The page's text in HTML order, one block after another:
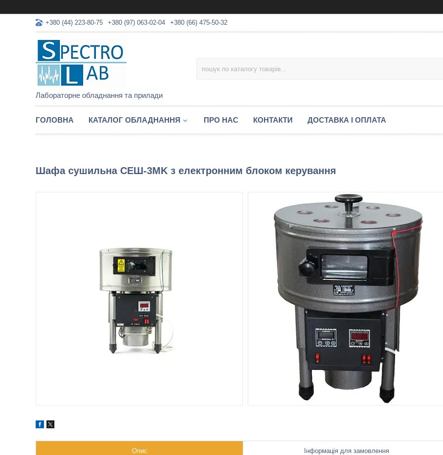
+380 (44) 223-80-75 +380 (97) 063-02-04 +380 (66) 475-50-32
Лабораторне обладнання та прилади
ГОЛОВНА КАТАЛОГ ОБЛАДНАННЯ ПРО НАС КОНТАКТИ ДОСТАВКА І ОПЛАТА
Шафа сушильна СЕШ-3МK з електронним блоком керування
Опис Інформація для замовлення